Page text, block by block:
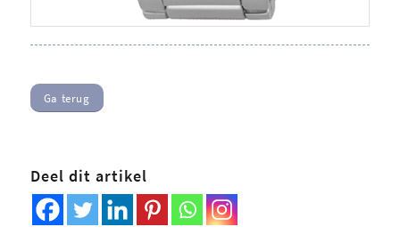
Ga terug
Deel dit artikel